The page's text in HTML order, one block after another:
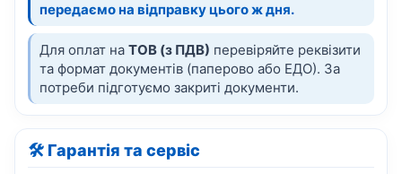
передаємо на відправку цього ж дня.
Для оплат на ТОВ (з ПДВ) перевіряйте реквізити
та формат документів (паперово або ЕДО). За
потреби підготуємо закриті документи.
🛠️ Гарантія та сервіс